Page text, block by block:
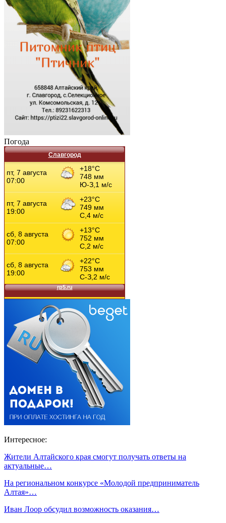
Погода
Славгород
Интересное:
Жители Алтайского края смогут получать ответы на
актуальные…
На региональном конкурсе «Молодой предприниматель
Алтая»…
Иван Лоор обсудил возможность оказания…